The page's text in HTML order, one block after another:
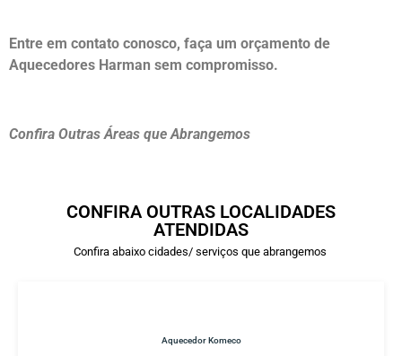
Entre em contato conosco, faça um orçamento de
Aquecedores Harman sem compromisso.
Confira Outras Áreas que Abrangemos
CONFIRA OUTRAS LOCALIDADES
ATENDIDAS
Confira abaixo cidades/ serviços que abrangemos
Aquecedor Komeco